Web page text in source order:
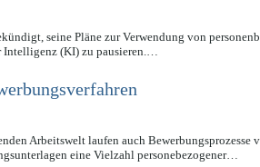
seine Pläne zur Verwendung von
(KI) zu pausieren.…
Arbeitswelt laufen auch Bewerbungsprozesse
eine Vielzahl personebezogener…